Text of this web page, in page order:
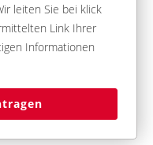
leiten Sie bei klick
Link Ihrer
Informationen